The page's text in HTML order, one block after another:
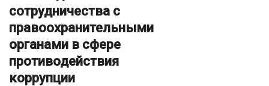
сотрудничества с
правоохранительными
органами в сфере
противодействия
коррупции